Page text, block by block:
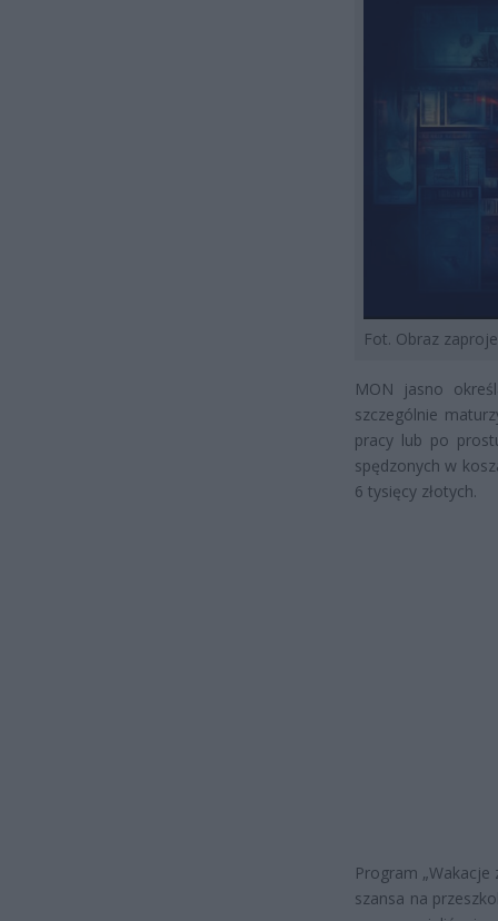
Fot. Obraz
MON jasno
szczególnie
pracy lub po
spędzonych w
6 tysięcy złotych.
Program
szansa na